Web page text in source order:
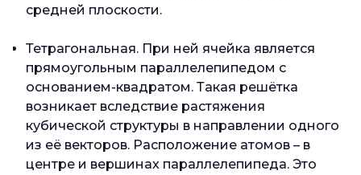
средней плоскости.
Тетрагональная. При ней ячейка является
прямоугольным параллелепипедом с
основанием-квадратом. Такая решётка
возникает вследствие растяжения
кубической структуры в направлении одного
из её векторов. Расположение атомов – в
центре и вершинах параллелепипеда. Это